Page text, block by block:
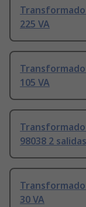
225 VA
105 VA
98038 2
30 VA